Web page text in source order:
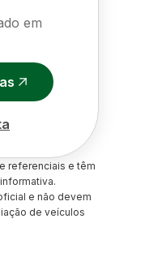
em
referenciais e têm
e não devem
de veículos